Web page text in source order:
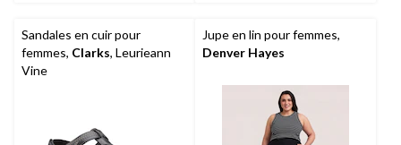
Sandales en cuir pour
femmes, Clarks, Leurieann
Vine
Jupe en lin pour femmes,
Denver Hayes